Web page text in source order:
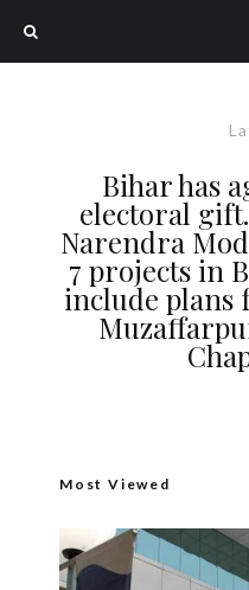
Bihar has
electoral
Narendra
7 projects in
include plans
Most Viewed